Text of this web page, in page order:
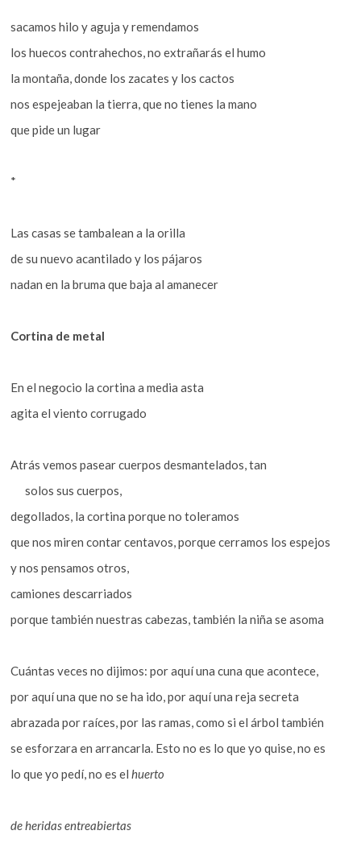
sacamos hilo y aguja y remendamos
los huecos contrahechos, no extrañarás el humo
la montaña, donde los zacates y los cactos
nos espejeaban la tierra, que no tienes la mano
que pide un lugar
*
Las casas se tambalean a la orilla
de su nuevo acantilado y los pájaros
nadan en la bruma que baja al amanecer
Cortina de metal
En el negocio la cortina a media asta
agita el viento corrugado
Atrás vemos pasear cuerpos desmantelados, tan
solos sus cuerpos,
degollados, la cortina porque no toleramos
que nos miren contar centavos, porque cerramos los espejos
y nos pensamos otros,
camiones descarriados
porque también nuestras cabezas, también la niña se asoma
Cuántas veces no dijimos: por aquí una cuna que acontece,
por aquí una que no se ha ido, por aquí una reja secreta
abrazada por raíces, por las ramas, como si el árbol también
se esforzara en arrancarla. Esto no es lo que yo quise, no es
lo que yo pedí, no es elhuerto
de heridas entreabiertas